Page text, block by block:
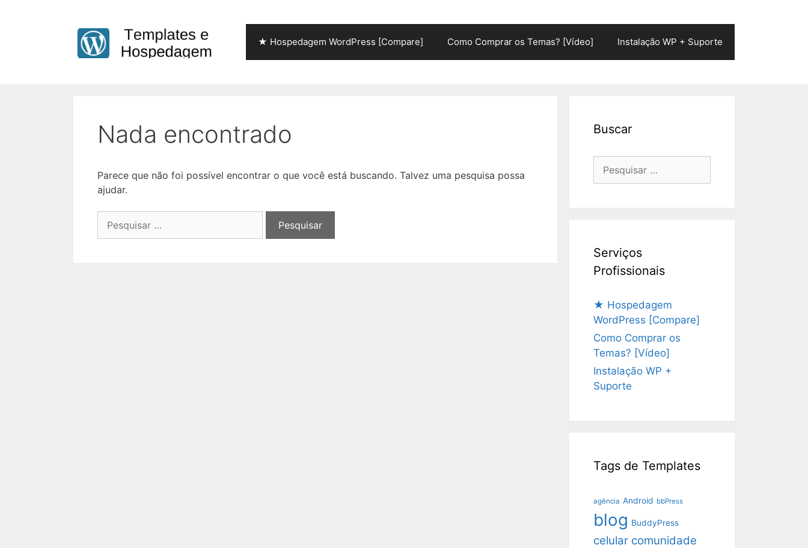
★ Hospedagem WordPress [Compare] Como Comprar os Temas? [Vídeo] Instalação WP + Suporte
Nada encontrado
Parece que não foi possível encontrar o que você está buscando. Talvez uma pesquisa possa
ajudar.
por:
Buscar
Serviços
Profissionais
★ Hospedagem
WordPress [Compare]
Como Comprar os
Temas? [Vídeo]
Instalação WP +
Suporte
Tags de Templates
agência Android bbPress
blog BuddyPress
celular comunidade